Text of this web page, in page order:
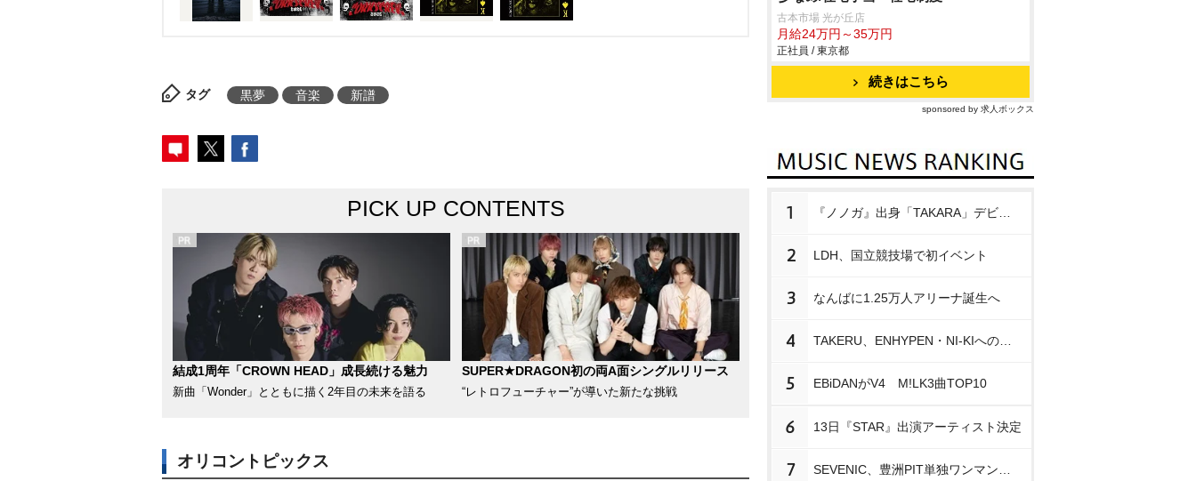
タグ 黒夢 音楽 新譜
PICK UP CONTENTS
結成1周年「CROWN HEAD」成長続ける魅力
新曲「Wonder」とともに描く2年目の未来を語る
SUPER★DRAGON初の両A面シングルリリース
“レトロフューチャー”が導いた新たな挑戦
オリコントピックス
古本市場 光が丘店
月給24万円～35万円
正社員 / 東京都
続きはこちら
sponsored by 求人ボックス
1
2 LDH、国立競技場で初イベント
3 なんばに1.25万人アリーナ誕生へ
4
5 EBiDANがV4 M!LK3曲TOP10
6 13日『STAR』出演アーティスト決定
7